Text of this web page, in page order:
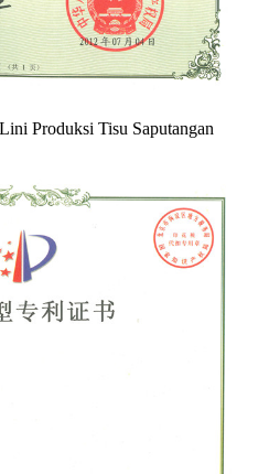
Produksi Tisu Saputangan